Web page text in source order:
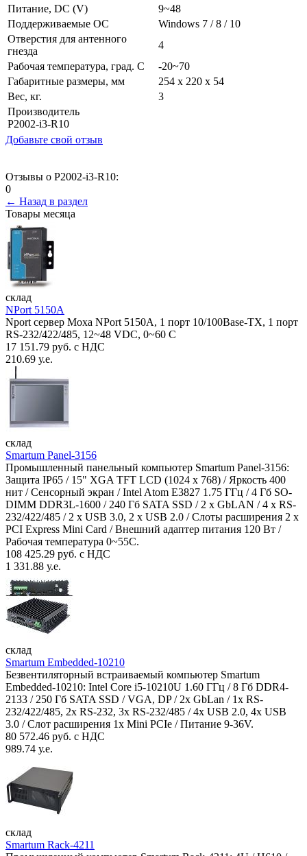
Питание, DC (V)
9~48
Поддерживаемые ОС
Windows 7 / 8 / 10
Отверстия для антенного
гнезда
4
Рабочая температура, град. C
-20~70
Габаритные размеры, мм
254 x 220 x 54
Вес, кг.
3
Производитель
P2002-i3-R10
Добавьте свой отзыв
Отзывы о P2002-i3-R10:
0
← Назад в раздел
Товары месяца
склад
NPort 5150A
Nport сервер Moxa NPort 5150A, 1 порт 10/100Base-TX, 1 порт
RS-232/422/485, 12~48 VDC, 0~60 С
17 151.79 руб. с НДС
210.69 у.е.
склад
Smartum Panel-3156
Промышленный панельный компьютер Smartum Panel-3156:
Защита IP65 / 15" XGA TFT LCD (1024 x 768) / Яркость 400
нит / Сенсорный экран / Intel Atom E3827 1.75 ГГц / 4 Гб SO-
DIMM DDR3L-1600 / 240 Гб SATA SSD / 2 x GbLAN / 4 x RS-
232/422/485 / 2 x USB 3.0, 2 x USB 2.0 / Слоты расширения 2 x
PCI Express Mini Card / Внешний адаптер питания 120 Вт /
Рабочая температура 0~55C.
108 425.29 руб. с НДС
1 331.88 у.е.
склад
Smartum Embedded-10210
Безвентиляторный встраиваемый компьютер Smartum
Embedded-10210: Intel Core i5-10210U 1.60 ГГц / 8 Гб DDR4-
2133 / 250 Гб SATA SSD / VGA, DP / 2х GbLan / 1х RS-
232/422/485, 2x RS-232, 3x RS-232/485 / 4x USB 2.0, 4х USB
3.0 / Слот расширения 1x Mini PCIe / Питание 9-36V.
80 572.46 руб. с НДС
989.74 у.е.
склад
Smartum Rack-4211